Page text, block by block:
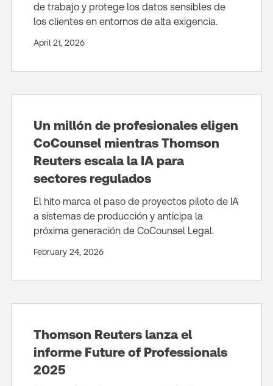
de trabajo y protege los datos sensibles de
los clientes en entornos de alta exigencia.
April 21, 2026
Un millón de profesionales eligen
CoCounsel mientras Thomson
Reuters escala la IA para
sectores regulados
El hito marca el paso de proyectos piloto de IA
a sistemas de producción y anticipa la
próxima generación de CoCounsel Legal.
February 24, 2026
Thomson Reuters lanza el
informe Future of Professionals
2025